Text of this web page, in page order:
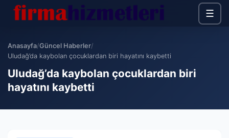
☰
Anasayfa/Güncel Haberler/
Uludağ’da kaybolan çocuklardan biri hayatını kaybetti
Uludağ’da kaybolan çocuklardan biri
hayatını kaybetti